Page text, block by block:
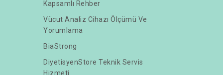
Kapsamlı Rehber
Vücut Analiz Cihazı Ölçümü Ve
Yorumlama
BiaStrong
DiyetisyenStore Teknik Servis
Hizmeti